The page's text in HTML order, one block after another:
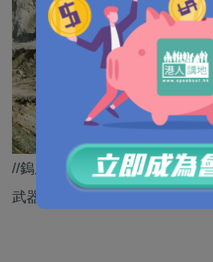
//鎢屬中國管制的軍民兩用物資
武器不可或缺的原料。//